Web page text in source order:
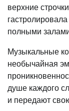
верхние
полными
Музыкальные
необычайная
душе каждого
и передают